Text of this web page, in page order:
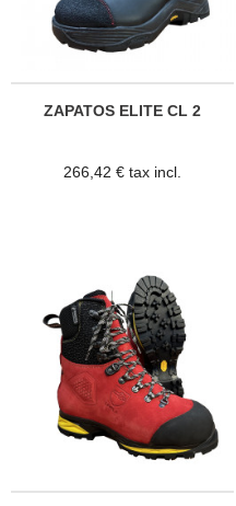
ZAPATOS ELITE CL 2
266,42 € tax incl.